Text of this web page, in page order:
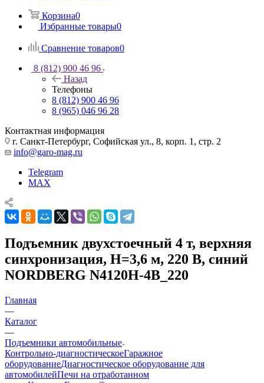
Корзина0
Избранные товары0
Сравнение товаров0
8 (812) 900 46 96
Назад
Телефоны
8 (812) 900 46 96
8 (965) 046 96 28
Контактная информация
г. Санкт-Петербург, Софийская ул., 8, корп. 1, стр. 2
info@garo-mag.ru
Telegram
MAX
Подъемник двухстоечный 4 т, верхняя
синхронизация, H=3,6 м, 220 В, синий
NORDBERG N4120H-4B_220
Главная
—
Каталог
—
Подъемники автомобильные
Контрольно-диагностическоеГаражное
оборудованиеДиагностическое оборудование для
автомобилейПечи на отработанном